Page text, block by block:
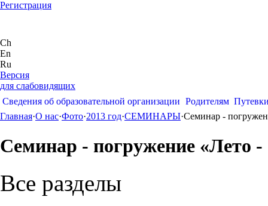
Регистрация
Ch
En
Ru
Версия
для слабовидящих
Сведения об образовательной организации Родителям
Главная·О нас·Фото·2013 год·СЕМИНАРЫ·Семинар -
Семинар - погружение «Лето -
Все разделы